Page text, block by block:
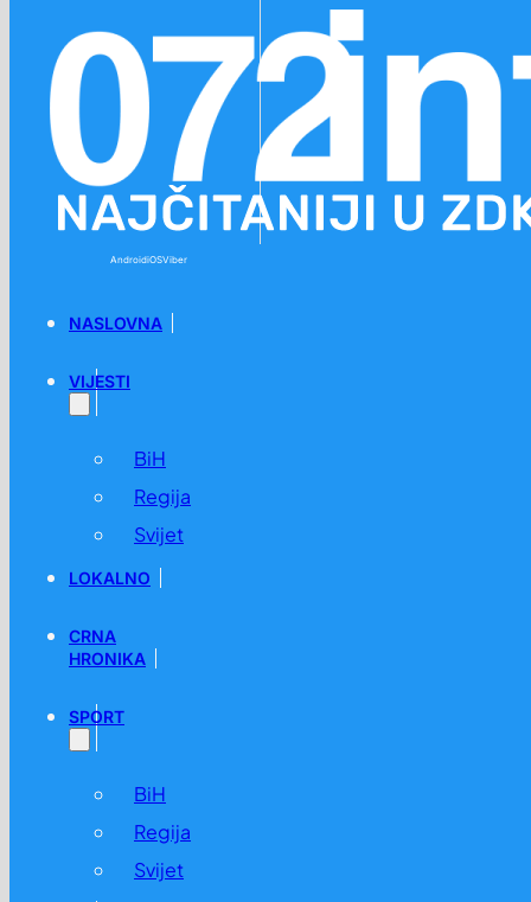
AndroidiOSViber
NASLOVNA
VIJESTI
BiH
Regija
Svijet
LOKALNO
CRNA
HRONIKA
SPORT
BiH
Regija
Svijet